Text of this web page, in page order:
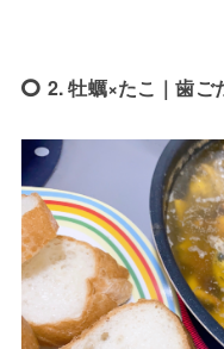
2. 牡蠣×たこ｜歯ご